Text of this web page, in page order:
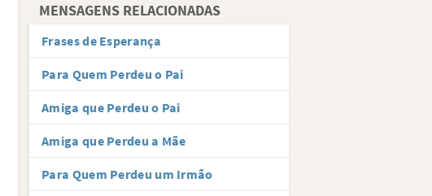
MENSAGENS RELACIONADAS
Frases de Esperança
Para Quem Perdeu o Pai
Amiga que Perdeu o Pai
Amiga que Perdeu a Mãe
Para Quem Perdeu um Irmão